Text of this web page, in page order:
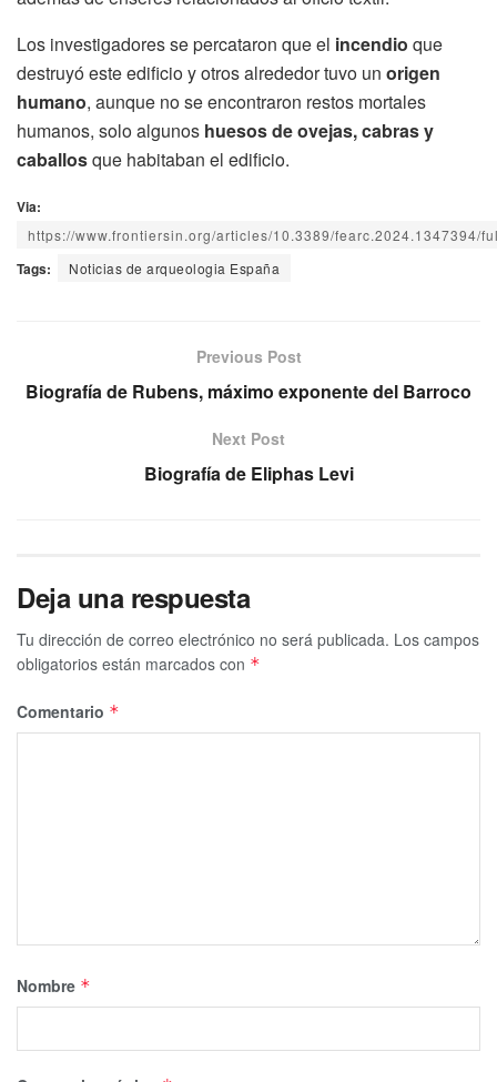
Los investigadores se percataron que el incendio que
destruyó este edificio y otros alrededor tuvo un origen
humano, aunque no se encontraron restos mortales
humanos, solo algunos huesos de ovejas, cabras y
caballosque habitaban el edificio.
Via:
https://www.frontiersin.org/articles/10.3389/fearc.2024.1347394/
Tags: Noticias de arqueologia España
Previous Post
Biografía de Rubens, máximo exponente del Barroco
Next Post
Biografía de Eliphas Levi
Deja una respuesta
Tu dirección de correo electrónico no será publicada. Los campos
obligatorios están marcados con *
Comentario *
Nombre *